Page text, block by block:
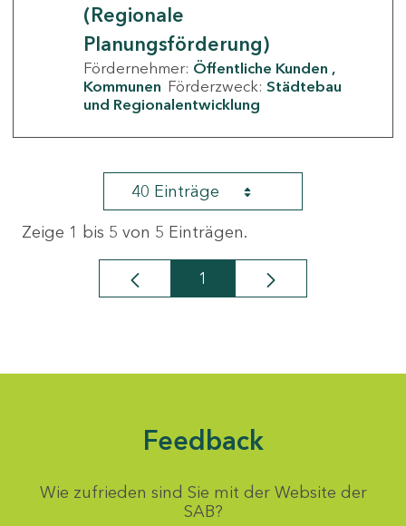
(Regionale
Planungsförderung)
Fördernehmer: Öffentliche Kunden
Kommunen Förderzweck: Städtebau
und Regionalentwicklung
40 Einträge
Zeige 1 bis 5 von 5 Einträgen.
Seite
1
Feedback
Wie zufrieden sind Sie mit der Website der
SAB?